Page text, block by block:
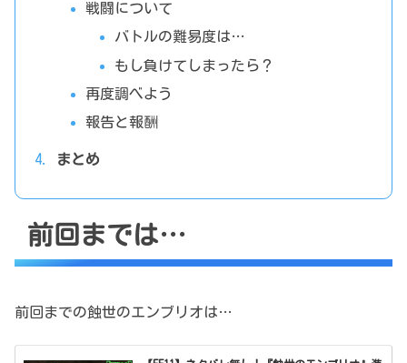
戦闘について
バトルの難易度は…
もし負けてしまったら？
再度調べよう
報告と報酬
まとめ
前回までは…
前回までの蝕世のエンブリオは…